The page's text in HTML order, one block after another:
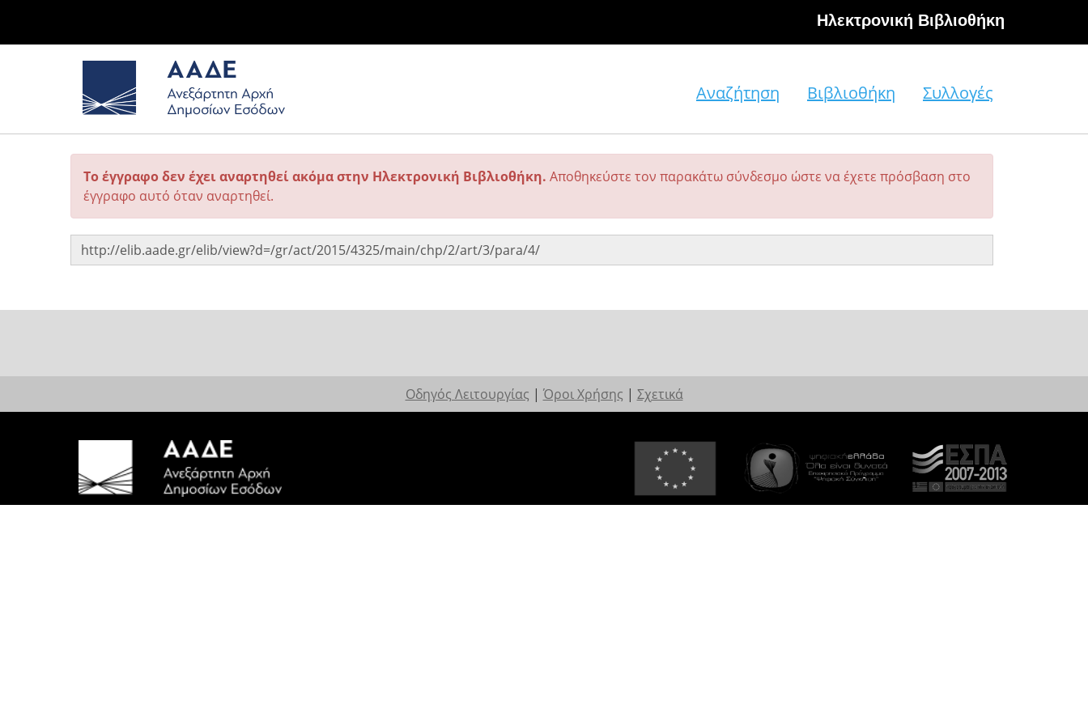
Hλεκτρονική Βιβλιοθήκη
Αναζήτηση Βιβλιοθήκη Συλλογές
Το έγγραφο δεν έχει αναρτηθεί ακόμα στην Ηλεκτρονική Βιβλιοθήκη. Αποθηκεύστε τον παρακάτω σύνδεσμο ώστε να έχετε πρόσβαση στο
έγγραφο αυτό όταν αναρτηθεί.
Οδηγός Λειτουργίας | Όροι Χρήσης | Σχετικά